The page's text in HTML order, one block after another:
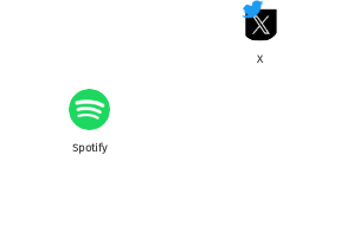
X
Spotify